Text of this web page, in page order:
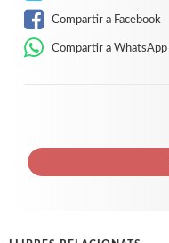
Compartir a Facebook
Compartir a WhatsApp